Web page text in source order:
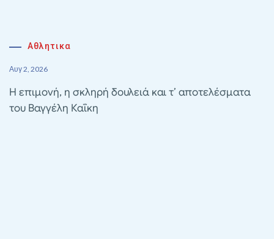
Αθλητικα
Αυγ 2, 2026
Η επιμονή, η σκληρή δουλειά και τ’ αποτελέσματα
του Βαγγέλη Καΐκη